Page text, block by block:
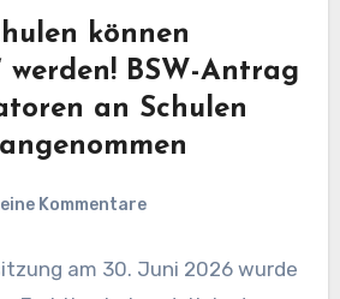
können
werden! BSW-Antrag
an Schulen
Kommentare
am 30. Juni 2026 wurde